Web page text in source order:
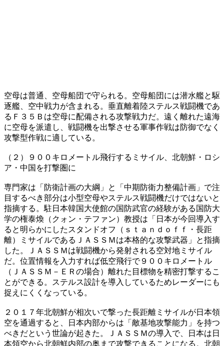
空母は普通、空母船団で守られる。空母船団には潜水艦と駆
逐艦、空中戦力が含まれる。垂直離着陸ステルス戦闘機であ
るＦ３５Ｂは空母に配備される攻撃戦力だ。遠く離れた遠海
に空母を派遣し、戦闘機を出撃させる軍事作戦は防御でなく
攻撃型作戦に適している。
（２）９００キロメートル飛行するミサイル、北朝鮮・ロシ
ア・中国を打撃圏に
専門家は「防衛計画の大綱」と「中期防衛力整備計画」で注
目するべき部分は小型空母やステルス戦闘機だけではないと
指摘する。駐日本韓国大使館の国防武官の経験がある国防大
学の権泰煥（クォン・テファン）教授は「日本が今回導入す
ると明らかにしたスタンドオフ（ｓｔａｎｄｏｆｆ・長距
離）ミサイルであるＪＡＳＳＭは本格的な攻撃武器」と指摘
した。ＪＡＳＳＭは戦闘機から発射される空対地ミサイル
だ。位置情報を入力すれば低空飛行で９００キロメートル
（ＪＡＳＳＭ－ＥＲの場合）離れた目標物を精密打撃するこ
とができる。ステルス設計を導入しているためレーダーにも
捉えにくくなっている。
２０１７年北朝鮮が相次いで撃った長距離ミサイルが日本領
空を通過すると、日本内部からは「敵基地攻撃能力」を持つ
べきだという世論が起きた。ＪＡＳＳＭの導入で、日本は日
本領空から北朝鮮内部の奥まで攻撃できることになる。北朝